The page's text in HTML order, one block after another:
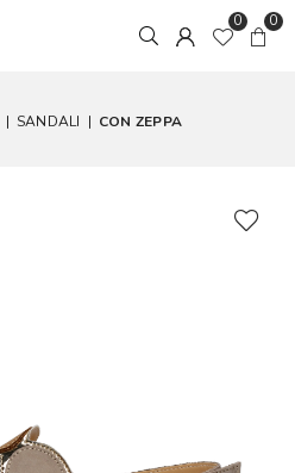
0 0
| SANDALI | CON ZEPPA